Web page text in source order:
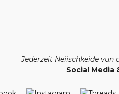
Jederzeit Neiischkeide vun
Social Media